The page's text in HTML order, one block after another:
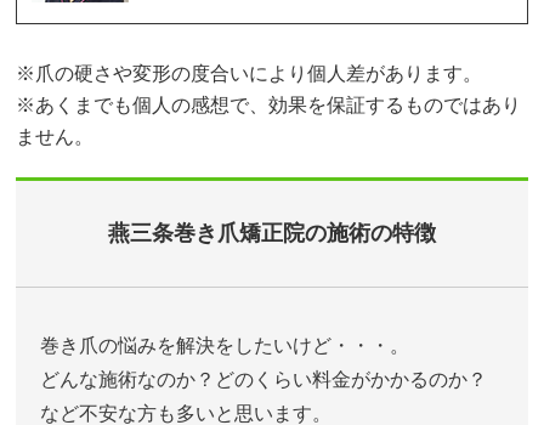
※爪の硬さや変形の度合いにより個人差があります。
※あくまでも個人の感想で、効果を保証するものではあり
ません。
燕三条巻き爪矯正院の施術の特徴
巻き爪の悩みを解決をしたいけど・・・。
どんな施術なのか？どのくらい料金がかかるのか？
など不安な方も多いと思います。